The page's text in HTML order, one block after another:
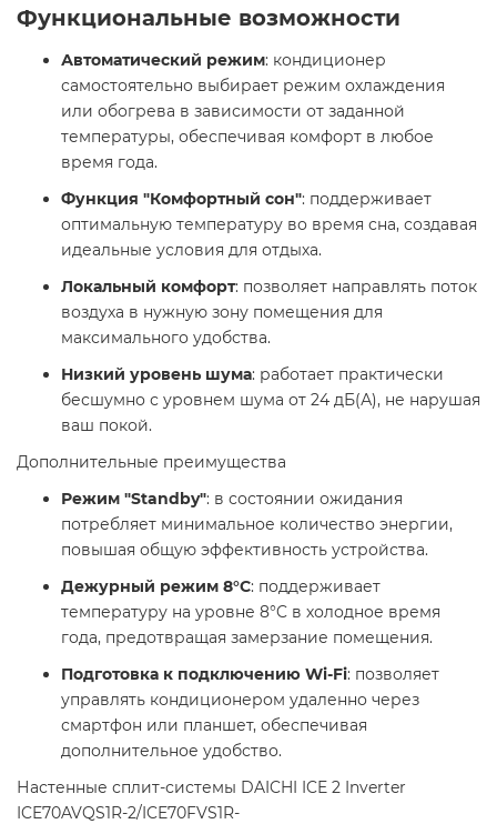
Функциональные возможности
Автоматический режим: кондиционер
самостоятельно выбирает режим охлаждения
или обогрева в зависимости от заданной
температуры, обеспечивая комфорт в любое
время года.​
Функция "Комфортный сон": поддерживает
оптимальную температуру во время сна, создавая
идеальные условия для отдыха.​
Локальный комфорт: позволяет направлять поток
воздуха в нужную зону помещения для
максимального удобства.​
Низкий уровень шума: работает практически
бесшумно с уровнем шума от 24 дБ(А), не нарушая
ваш покой.​
Дополнительные преимущества
Режим "Standby": в состоянии ожидания
потребляет минимальное количество энергии,
повышая общую эффективность устройства.​
Дежурный режим 8°С: поддерживает
температуру на уровне 8°C в холодное время
года, предотвращая замерзание помещения.​
Подготовка к подключению Wi-Fi: позволяет
управлять кондиционером удаленно через
смартфон или планшет, обеспечивая
дополнительное удобство.​
Настенные сплит-системы DAICHI ICE 2 Inverter
ICE70AVQS1R-2/ICE70FVS1R-